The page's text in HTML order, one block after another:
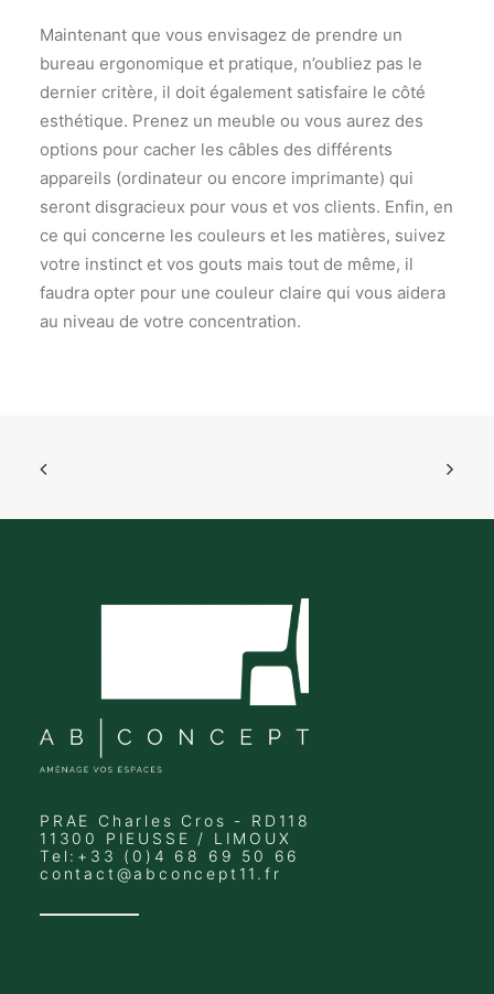
Maintenant que vous envisagez de prendre un
bureau ergonomique et pratique, n’oubliez pas le
dernier critère, il doit également satisfaire le côté
esthétique. Prenez un meuble ou vous aurez des
options pour cacher les câbles des différents
appareils (ordinateur ou encore imprimante) qui
seront disgracieux pour vous et vos clients. Enfin, en
ce qui concerne les couleurs et les matières, suivez
votre instinct et vos gouts mais tout de même, il
faudra opter pour une couleur claire qui vous aidera
au niveau de votre concentration.
PRAE Charles Cros - RD118
11300 PIEUSSE / LIMOUX
Tel:+33 (0)4 68 69 50 66
contact@abconcept11.fr